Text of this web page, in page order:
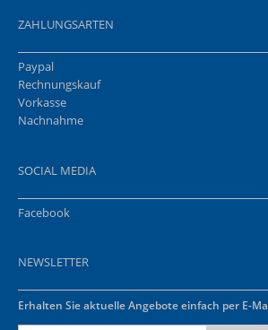
ZAHLUNGSARTEN
Paypal
Rechnungskauf
Vorkasse
Nachnahme
SOCIAL MEDIA
Facebook
NEWSLETTER
Erhalten Sie aktuelle Angebote einfach per E-